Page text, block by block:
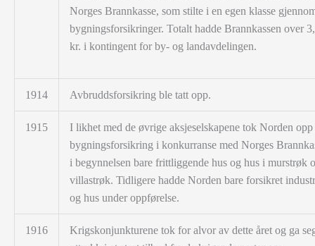
Norges Brannkasse, som stilte i en egen klasse
bygningsforsikringer. Totalt hadde Brannkassen over
kr. i kontingent for by- og landavdelingen.
1914 Avbruddsforsikring ble tatt opp.
1915
I likhet med de øvrige aksjeselskapene tok Norden opp
bygningsforsikring i konkurranse med Norges
i begynnelsen bare frittliggende hus og hus i murstrøk
villastrøk. Tidligere hadde Norden bare forsikret
og hus under oppførelse.
1916
Krigskonjunkturene tok for alvor av dette året og ga